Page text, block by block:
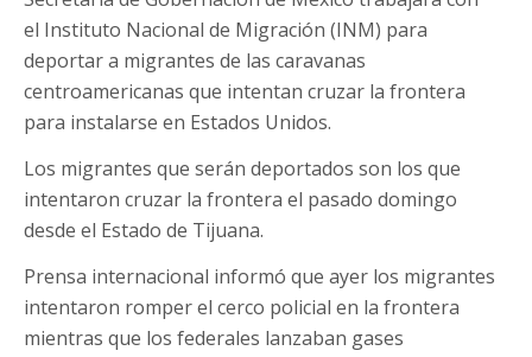
el Instituto Nacional de Migración (INM) para
deportar a migrantes de las caravanas
centroamericanas que intentan cruzar la frontera
para instalarse en Estados Unidos.
Los migrantes que serán deportados son los que
intentaron cruzar la frontera el pasado domingo
desde el Estado de Tijuana.
Prensa internacional informó que ayer los migrantes
intentaron romper el cerco policial en la frontera
mientras que los federales lanzaban gases